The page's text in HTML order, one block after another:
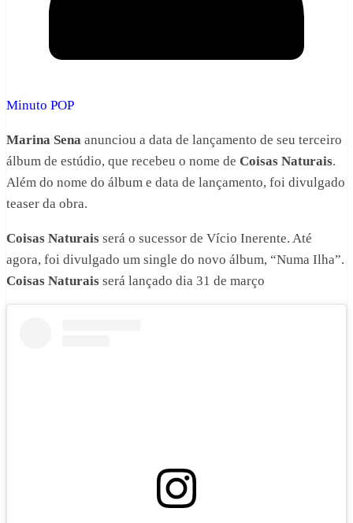
Minuto POP
Marina Sena anunciou a data de lançamento de seu terceiro
álbum de estúdio, que recebeu o nome de Coisas Naturais.
Além do nome do álbum e data de lançamento, foi divulgado
teaser da obra.
Coisas Naturais será o sucessor de Vício Inerente. Até
agora, foi divulgado um single do novo álbum, “Numa Ilha”.
Coisas Naturais será lançado dia 31 de março